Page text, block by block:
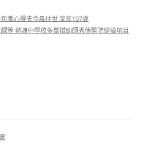
養心得夫今晨往世 享年107歲
等 熱浪中學校多舉措助師秀傳醫院健檢項目